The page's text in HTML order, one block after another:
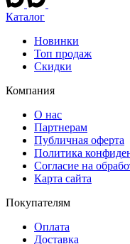
Каталог
Новинки
Топ продаж
Скидки
Компания
О нас
Партнерам
Публичная оферта
Политика
Согласие на
Карта сайта
Покупателям
Оплата
Доставка